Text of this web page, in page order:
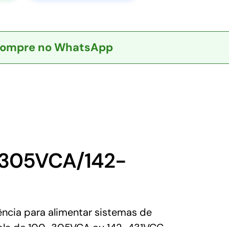
no WhatsApp
142-
para alimentar sistemas de